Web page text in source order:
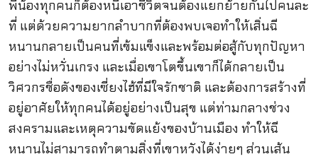
พี่น้องทุกคนก็ต้องหนีเอาชีวิตจนต้องแยกย้ายกันไปคนละ
ที่ แต่ด้วยความยากลำบากที่ต้องพบเจอทำให้เสิ่นฉี
หนานกลายเป็นคนที่เข้มแข็งและพร้อมต่อสู้กับทุกปัญหา
อย่างไม่หวั่นเกรง และเมื่อเขาโตขึ้นเขาก็ได้กลายเป็น
วิศวกรชื่อดังของเซี่ยงไฮ้ที่มีใจรักชาติ และต้องการสร้างที่
อยู่อาศัยให้ทุกคนได้อยู่อย่างเป็นสุข แต่ท่ามกลางช่วง
สงครามและเหตุความขัดแย้งของบ้านเมือง ทำให้ฉี
หนานไม่สามารถทำตามสิ่งที่เขาหวังได้ง่ายๆ ส่วนเส้น